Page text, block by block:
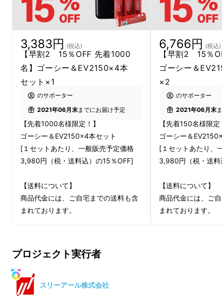
あわててスマホに手を伸ばしてみると、電池切
「こんな大事な時に・・・。」
そう思うけれど、充電していなかった自分を悔
やむばかり。
3,383円 (税込)
【早割2 15％OFF 先着1000
名】ゴーシー＆EV2150×4本
セット×1
のサポーター
2021年06月末までにお届け予定
【先着1000名様限定！】
ゴーシー＆EV2150×4本セット
[１セットあたり、一般販売予定価格
3,980円（税・送料込）の15％OFF]
【送料について】
商品代金には、ご自宅までの送料も含
まれております。
※本プロジェクトを通して想定を上回
る皆様からご支援を頂き、現在進めて
いる環境から量産体制を更に整えるこ
とができた場合、正規販売価格が販売
予定価格より下がる可能性もございま
6,766円 (税込)
【早割2 15％
ゴーシー＆
×2
のサポーター
2021年06月末
【先着150名様限
ゴーシー＆
[１セットあたり、
3,980円（税・送
【送料について】
商品代金には、ご
まれております。
プロジェクト実行者
スリーアール株式会社